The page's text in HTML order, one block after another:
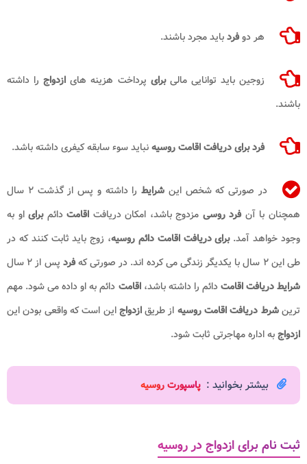
هر دوفردباید مجرد باشند.
زوجین باید توانایی مالیبرای پرداخت هزینه های ازدواجرا داشته
باشند.
فردبرای دریافت اقامت روسیهنباید سوء سابقه کیفری داشته باشد.
در صورتی که شخص این شرایط
را داشته و پس از گذشت ۲ سال
همچنان با آنفرد روسی مزدوج باشد، امکان دریافت اقامتدائمبرایاو به
وجود خواهد آمد.برای دریافت اقامت دائم روسیه، زوج باید ثابت کنند که در
طی این ۲ سال با یکدیگر زندگی می کرده اند. در صورتی که
فرد پس از ۲ سال
شرایط دریافت اقامتدائم را داشته باشد،اقامت دائم به او داده می شود. مهم
ترینشرط دریافت اقامت روسیه از طریقازدواجاین است که واقعی بودن این
ازدواجبه اداره مهاجرتی ثابت شود.
بیشتر بخوانید : پاسپورت روسیه
ثبت نام برای ازدواج در روسیه